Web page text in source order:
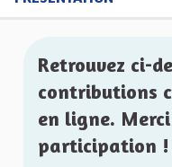
Retrouvez ci-
contributions
en ligne.
participation !